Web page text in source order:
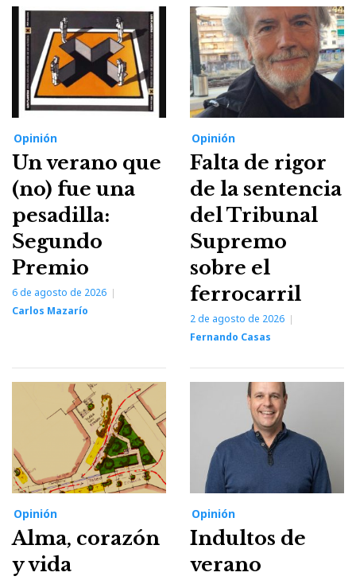
Opinión
Un verano que
(no) fue una
pesadilla:
Segundo
Premio
6 de agosto de 2026
Carlos Mazarío
Opinión
Falta de rigor
de la sentencia
del Tribunal
Supremo
sobre el
ferrocarril
2 de agosto de 2026
Fernando Casas
Opinión
Alma, corazón
y vida
Opinión
Indultos de
verano